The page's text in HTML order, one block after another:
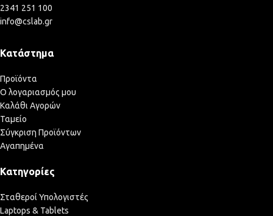
2341 251 100
info@cslab.gr
Κατάστημα
Προϊόντα
Ο λογαριασμός μου
Καλάθι Αγορών
Ταμείο
Σύγκριση Προϊόντων
Αγαπημένα
Κατηγορίες
Σταθεροί Υπολογιστές
Laptops & Tablets